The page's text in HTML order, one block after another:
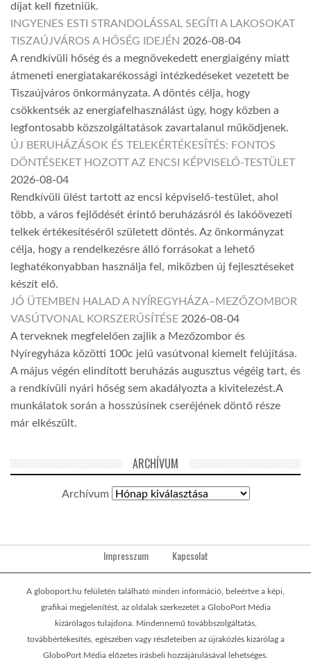
díjat kell fizetniük.
INGYENES ESTI STRANDOLÁSSAL SEGÍTI A LAKOSOKAT
TISZAÚJVÁROS A HŐSÉG IDEJÉN 2026-08-04
A rendkívüli hőség és a megnövekedett energiaigény miatt
átmeneti energiatakarékossági intézkedéseket vezetett be
Tiszaújváros önkormányzata. A döntés célja, hogy
csökkentsék az energiafelhasználást úgy, hogy közben a
legfontosabb közszolgáltatások zavartalanul működjenek.
ÚJ BERUHÁZÁSOK ÉS TELEKÉRTÉKESÍTÉS: FONTOS
DÖNTÉSEKET HOZOTT AZ ENCSI KÉPVISELŐ-TESTÜLET
2026-08-04
Rendkívüli ülést tartott az encsi képviselő-testület, ahol
több, a város fejlődését érintő beruházásról és lakóövezeti
telkek értékesítéséről született döntés. Az önkormányzat
célja, hogy a rendelkezésre álló forrásokat a lehető
leghatékonyabban használja fel, miközben új fejlesztéseket
készít elő.
JÓ ÜTEMBEN HALAD A NYÍREGYHÁZA–MEZŐZOMBOR
VASÚTVONAL KORSZERŰSÍTÉSE 2026-08-04
A terveknek megfelelően zajlik a Mezőzombor és
Nyíregyháza közötti 100c jelű vasútvonal kiemelt felújítása.
A május végén elindított beruházás augusztus végéig tart, és
a rendkívüli nyári hőség sem akadályozta a kivitelezést.A
munkálatok során a hosszúsínek cseréjének döntő része
már elkészült.
ARCHÍVUM
Archívum
Impresszum Kapcsolat
A globoport.hu felületén található minden információ, beleértve a képi,
grafikai megjelenítést, az oldalak szerkezetét a GloboPort Média
kizárólagos tulajdona. Mindennemű továbbszolgáltatás,
továbbértékesítés, egészében vagy részleteiben az újraközlés kizárólag a
GloboPort Média előzetes írásbeli hozzájárulásával lehetséges.